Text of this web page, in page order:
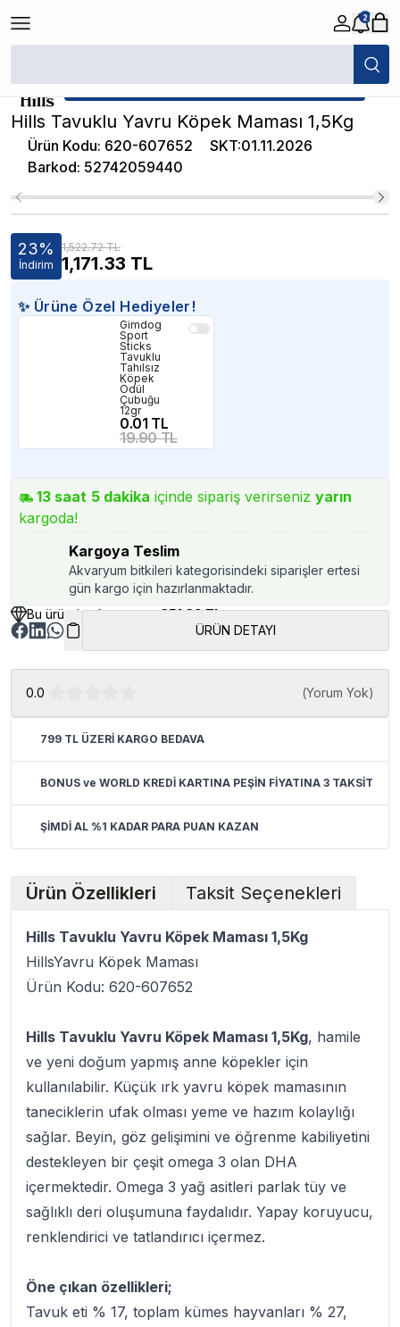
2
/ Hills Tavuklu Yavru Köpek Maması 1,5Kg
★ Atakan Petshop, Hill's yetkili satıcısıdır.
Hills Tavuklu Yavru Köpek Maması 1,5Kg
Ürün Kodu: 620-607652 SKT:01.11.2026
Barkod: 52742059440
23%
İndirim
1,522.72 TL
1,171.33 TL
✨ Ürüne Özel Hediyeler!
Gimdog
Sport
Sticks
Tavuklu
Tahılsız
Köpek
Ödül
Çubuğu
12gr
0.01 TL
19.90 TL
13 saat 5 dakika içinde sipariş verirseniz yarın
kargoda!
Kargoya Teslim
Akvaryum bitkileri kategorisindeki siparişler ertesi
gün kargo için hazırlanmaktadır.
Bu üründen kazancınız351.39 TL
ÜRÜN DETAYI
0.0 (Yorum Yok)
799 TL ÜZERİ KARGO BEDAVA
BONUS ve WORLD KREDİ KARTINA PEŞİN FİYATINA 3 TAKSİT
ŞİMDİ AL %1 KADAR PARA PUAN KAZAN
Ürün Özellikleri Taksit Seçenekleri
Hills Tavuklu Yavru Köpek Maması 1,5Kg
HillsYavru Köpek Maması
Ürün Kodu: 620-607652
Hills Tavuklu Yavru Köpek Maması 1,5Kg, hamile
ve yeni doğum yapmış anne köpekler için
kullanılabilir. Küçük ırk yavru köpek mamasının
taneciklerin ufak olması yeme ve hazım kolaylığı
sağlar. Beyin, göz gelişimini ve öğrenme kabiliyetini
destekleyen bir çeşit omega 3 olan DHA
içermektedir. Omega 3 yağ asitleri parlak tüy ve
sağlıklı deri oluşumuna faydalıdır. Yapay koruyucu,
renklendirici ve tatlandırıcı içermez.
Öne çıkan özellikleri;
Tavuk eti % 17, toplam kümes hayvanları % 27,